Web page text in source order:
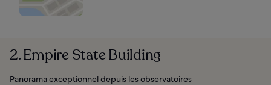
2. Empire State Building
Panorama exceptionnel depuis les observatoires